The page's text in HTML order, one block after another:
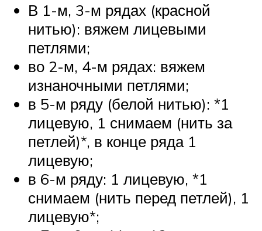
В 1-м, 3-м рядах (красной
нитью): вяжем лицевыми
петлями;
во 2-м, 4-м рядах: вяжем
изнаночными петлями;
в 5-м ряду (белой нитью): *1
лицевую, 1 снимаем (нить за
петлей)*, в конце ряда 1
лицевую;
в 6-м ряду: 1 лицевую, *1
снимаем (нить перед петлей), 1
лицевую*;